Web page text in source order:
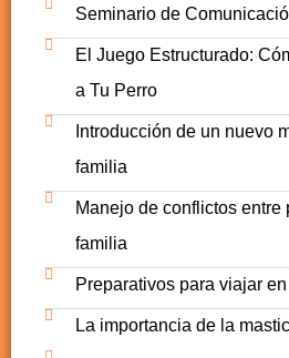
Seminario de
El Juego Estructurado:
a Tu Perro
Introducción de un nuevo
familia
Manejo de conflictos entre
familia
Preparativos para viajar
La importancia de la